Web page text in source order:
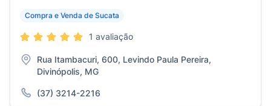
Compra e Venda de Sucata
1 avaliação
Rua Itambacuri, 600, Levindo Paula Pereira,
Divinópolis, MG
(37) 3214-2216